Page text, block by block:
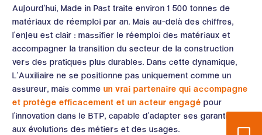
Aujourd’hui, Made in Past traite environ 1 500 tonnes de
matériaux de réemploi par an. Mais au-delà des chiffres,
l’enjeu est clair : massifier le réemploi des matériaux et
accompagner la transition du secteur de la construction
vers des pratiques plus durables. Dans cette dynamique,
L’Auxiliaire ne se positionne pas uniquement comme un
assureur, mais commeun vrai partenaire qui accompagne
et protège efficacement et un acteur engagé pour
l’innovation dans le BTP, capable d’adapter ses garanties
aux évolutions des métiers et des usages.